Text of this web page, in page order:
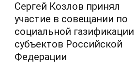
Сергей Козлов принял
участие в совещании по
социальной газификации
субъектов Российской
Федерации